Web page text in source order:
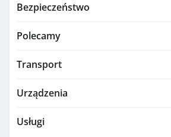
Bezpieczeństwo
Polecamy
Transport
Urządzenia
Usługi